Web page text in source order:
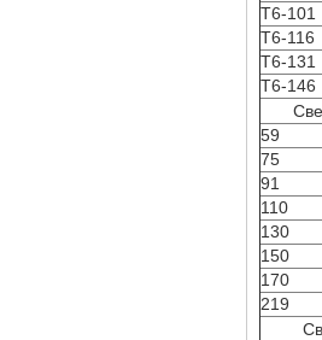
Т6-101
Т6-116
Т6-131
Т6-146
59
75
91
110
130
150
170
219